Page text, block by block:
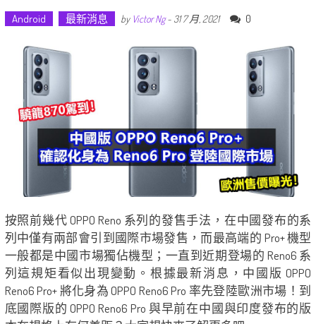
Android 最新消息 by Victor Ng- 31 7 月, 2021 0
按照前幾代 OPPO Reno 系列的發售手法，在中國發布的系
列中僅有兩部會引到國際市場發售，而最高端的 Pro+ 機型
一般都是中國市場獨佔機型；一直到近期登場的 Reno6 系
列這規矩看似出現變動。根據最新消息，中國版 OPPO
Reno6 Pro+ 將化身為 OPPO Reno6 Pro 率先登陸歐洲市場！到
底國際版的 OPPO Reno6 Pro 與早前在中國與印度發布的版